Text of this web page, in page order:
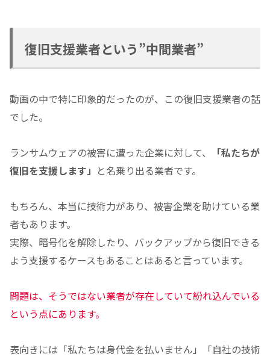
復旧支援業者という”中間業者”
動画の中で特に印象的だったのが、この復旧支援業者の話
でした。
ランサムウェアの被害に遭った企業に対して、
「私たちが
復旧を支援します」 と名乗り出る業者です。
もちろん、本当に技術力があり、被害企業を助けている業
者もあります。
実際、暗号化を解除したり、バックアップから復旧できる
よう支援するケースもあることはあると言っています。
問題は、そうではない業者が存在していて紛れ込んでいる
という点にあります。
表向きには「私たちは身代金を払いません」「自社の技術